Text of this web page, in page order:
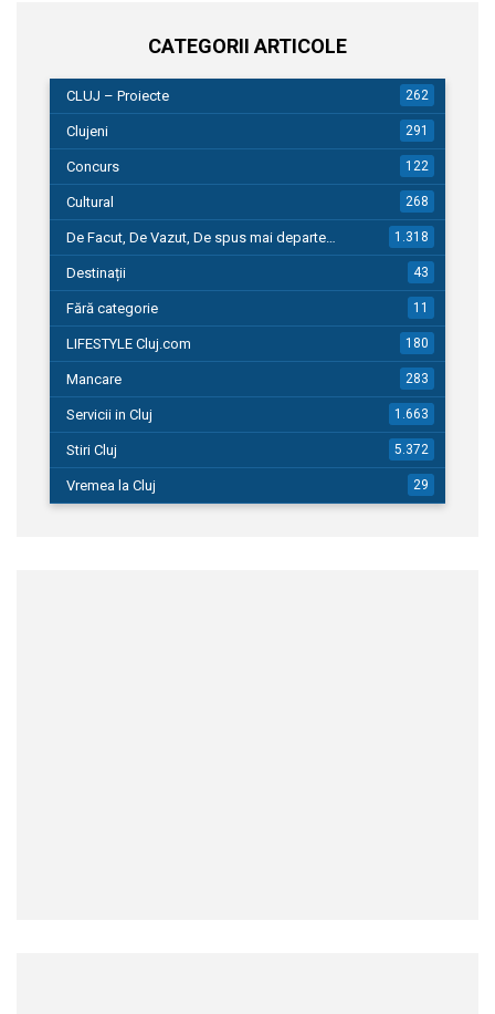
CATEGORII ARTICOLE
CLUJ – Proiecte 262
Clujeni 291
Concurs 122
Cultural 268
De Facut, De Vazut, De spus mai departe… 1.318
Destinații 43
Fără categorie 11
LIFESTYLE Cluj.com 180
Mancare 283
Servicii in Cluj 1.663
Stiri Cluj 5.372
Vremea la Cluj 29